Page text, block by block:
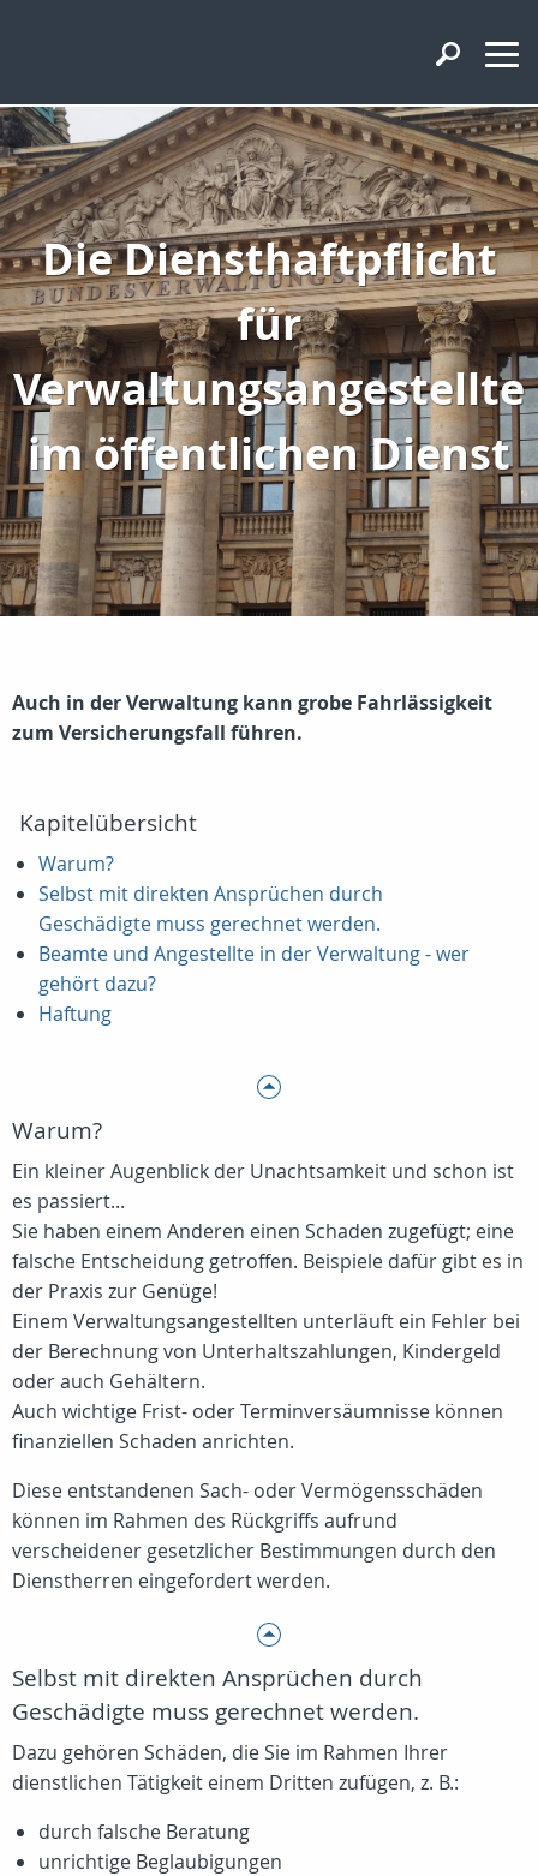
Die Diensthaftpflicht
für
Verwaltungsangestellte
im öffentlichen Dienst
Auch in der Verwaltung kann grobe Fahrlässigkeit
zum Versicherungsfall führen.
Kapitelübersicht
Warum?
Selbst mit direkten Ansprüchen durch
Geschädigte muss gerechnet werden.
Beamte und Angestellte in der Verwaltung - wer
gehört dazu?
Haftung
Warum?
Ein kleiner Augenblick der Unachtsamkeit und schon ist
es passiert...
Sie haben einem Anderen einen Schaden zugefügt; eine
falsche Entscheidung getroffen. Beispiele dafür gibt es in
der Praxis zur Genüge!
Einem Verwaltungsangestellten unterläuft ein Fehler bei
der Berechnung von Unterhaltszahlungen, Kindergeld
oder auch Gehältern.
Auch wichtige Frist- oder Terminversäumnisse können
finanziellen Schaden anrichten.
Diese entstandenen Sach- oder Vermögensschäden
können im Rahmen des Rückgriffs aufrund
verscheidener gesetzlicher Bestimmungen durch den
Dienstherren eingefordert werden.
Selbst mit direkten Ansprüchen durch
Geschädigte muss gerechnet werden.
Dazu gehören Schäden, die Sie im Rahmen Ihrer
dienstlichen Tätigkeit einem Dritten zufügen, z. B.:
durch falsche Beratung
unrichtige Beglaubigungen